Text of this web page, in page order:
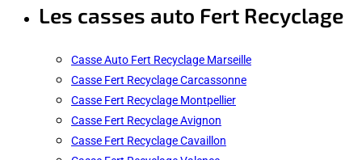
Les casses auto Fert Recyclage
Casse Auto Fert Recyclage Marseille
Casse Fert Recyclage Carcassonne
Casse Fert Recyclage Montpellier
Casse Fert Recyclage Avignon
Casse Fert Recyclage Cavaillon